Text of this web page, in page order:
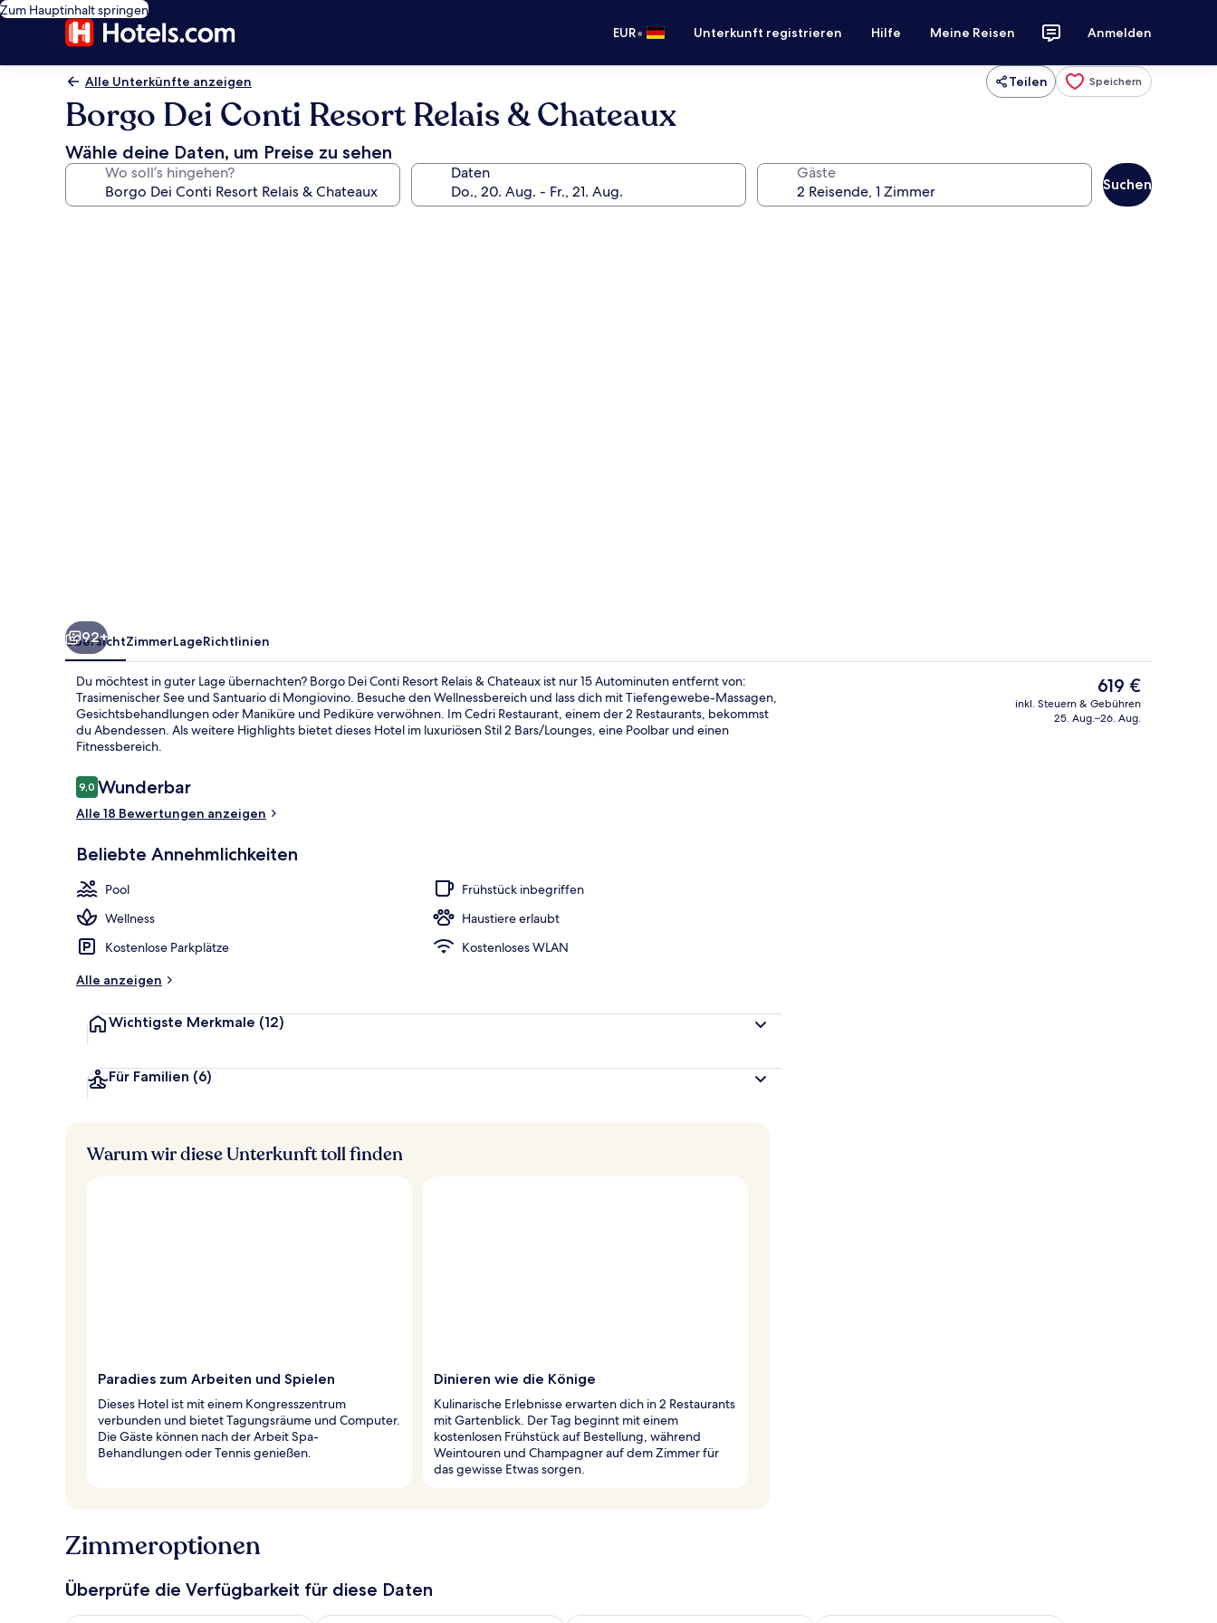
Zum Hauptinhalt springen
EUR• Unterkunft registrieren Hilfe Meine Reisen Anmelden
Alle Unterkünfte anzeigen Teilen Speichern
Borgo Dei Conti Resort Relais & Chateaux
Wähle deine Daten, um Preise zu sehen
Wo soll’s hingehen? Daten Gäste
Suchen
2 Restaurants, Abendessen
92+
ÜbersichtZimmerLageRichtlinien
Du möchtest in guter Lage übernachten? Borgo Dei Conti Resort Relais & Chateaux ist nur 15 Autominuten entfernt von:
Trasimenischer See und Santuario di Mongiovino. Besuche den Wellnessbereich und lass dich mit Tiefengewebe-Massagen,
Gesichtsbehandlungen oder Maniküre und Pediküre verwöhnen. Im Cedri Restaurant, einem der 2 Restaurants, bekommst
du Abendessen. Als weitere Highlights bietet dieses Hotel im luxuriösen Stil 2 Bars/Lounges, eine Poolbar und einen
Fitnessbereich.
Bewertungen
9,09,0 von 10.
Wunderbar
Alle 18 Bewertungen anzeigen
Beliebte Annehmlichkeiten
Pool
Frühstück inbegriffen
Wellness
Haustiere erlaubt
Kostenlose Parkplätze
Kostenloses WLAN
Alle anzeigen
Wichtigste Merkmale (12)
Für Familien (6)
Der
aktuelle
Preis
619 €
inkl. Steuern & Gebühren
25. Aug.–26. Aug.
Warum wir diese Unterkunft toll finden
Paradies zum Arbeiten und Spielen
Dieses Hotel ist mit einem Kongresszentrum
verbunden und bietet Tagungsräume und Computer.
Die Gäste können nach der Arbeit Spa-
Behandlungen oder Tennis genießen.
Dinieren wie die Könige
Kulinarische Erlebnisse erwarten dich in 2 Restaurants
mit Gartenblick. Der Tag beginnt mit einem
kostenlosen Frühstück auf Bestellung, während
Weintouren und Champagner auf dem Zimmer für
das gewisse Etwas sorgen.
Zimmeroptionen
Überprüfe die Verfügbarkeit für diese Daten